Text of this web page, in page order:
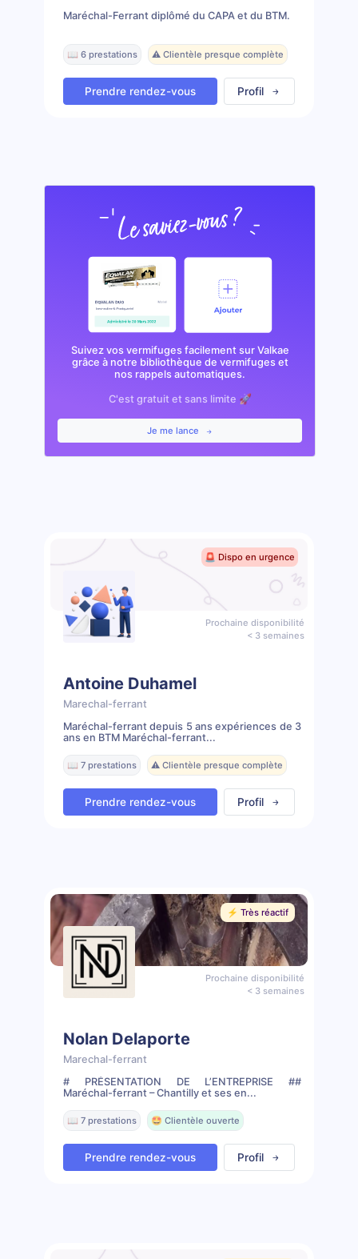
Maréchal-Ferrant diplômé du CAPA et du BTM.
📖 6 prestations ⚠️ Clientèle presque complète
Prendre rendez-vous Profil
Suivez vos vermifuges facilement sur Valkae
grâce à notre bibliothèque de vermifuges et
nos rappels automatiques.
C'est gratuit et sans limite 🚀
Je me lance
🚨 Dispo en urgence
Prochaine disponibilité
< 3 semaines
Antoine Duhamel
Marechal-ferrant
Maréchal-ferrant depuis 5 ans expériences de 3
ans en BTM Maréchal-ferrant...
📖 7 prestations ⚠️ Clientèle presque complète
Prendre rendez-vous Profil
⚡️ Très réactif
Prochaine disponibilité
< 3 semaines
Nolan Delaporte
Marechal-ferrant
# PRÉSENTATION DE L’ENTREPRISE ##
Maréchal-ferrant – Chantilly et ses en...
📖 7 prestations 🤩 Clientèle ouverte
Prendre rendez-vous Profil